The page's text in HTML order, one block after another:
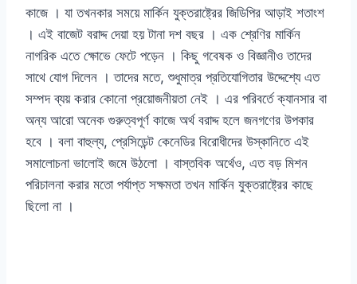
কাজে । যা তখনকার সময়ে মার্কিন যুক্তরাষ্ট্রের জিডিপির আড়াই শতাংশ
। এই বাজেট বরাদ্দ দেয়া হয় টানা দশ বছর । এক শ্রেণির মার্কিন
নাগরিক এতে ক্ষোভে ফেটে পড়েন । কিছু গবেষক ও বিজ্ঞানীও তাদের
সাথে যোগ দিলেন । তাদের মতে, শুধুমাত্র প্রতিযোগিতার উদ্দেশ্যে এত
সম্পদ ব্যয় করার কোনো প্রয়োজনীয়তা নেই । এর পরিবর্তে ক্যানসার বা
অন্য আরো অনেক গুরুত্বপূর্ণ কাজে অর্থ বরাদ্দ হলে জনগণের উপকার
হবে । বলা বাহুল্য, প্রেসিডেন্ট কেনেডির বিরোধীদের উস্কানিতে এই
সমালোচনা ভালোই জমে উঠলো । বাস্তবিক অর্থেও, এত বড় মিশন
পরিচালনা করার মতো পর্যাপ্ত সক্ষমতা তখন মার্কিন যুক্তরাষ্ট্রের কাছে
ছিলো না ।